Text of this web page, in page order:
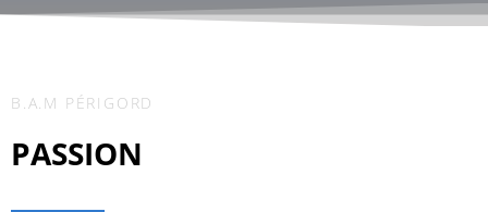
B.A.M PÉRIGORD
PASSION